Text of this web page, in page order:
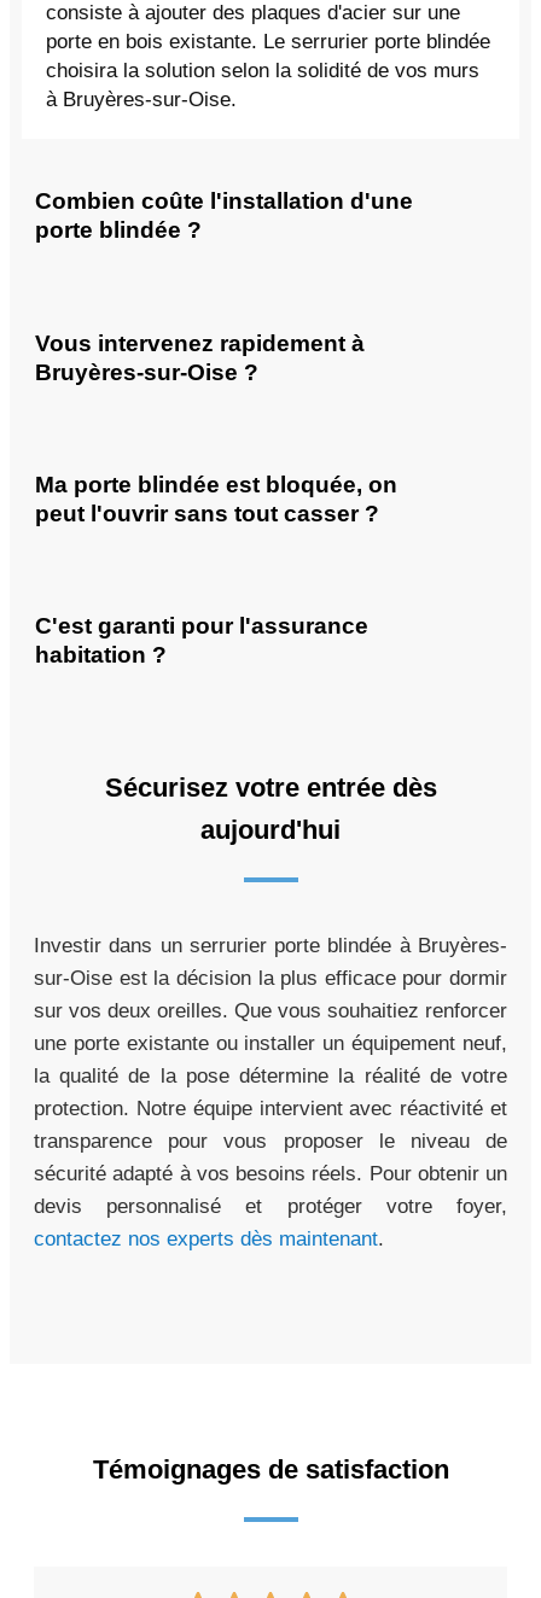
consiste à ajouter des plaques d'acier sur une
porte en bois existante. Le serrurier porte blindée
choisira la solution selon la solidité de vos murs
à Bruyères-sur-Oise.
Combien coûte l'installation d'une
porte blindée ?
Vous intervenez rapidement à
Bruyères-sur-Oise ?
Ma porte blindée est bloquée, on
peut l'ouvrir sans tout casser ?
C'est garanti pour l'assurance
habitation ?
Sécurisez votre entrée dès
aujourd'hui
Investir dans un serrurier porte blindée à Bruyères-
sur-Oise est la décision la plus efficace pour dormir
sur vos deux oreilles. Que vous souhaitiez renforcer
une porte existante ou installer un équipement neuf,
la qualité de la pose détermine la réalité de votre
protection. Notre équipe intervient avec réactivité et
transparence pour vous proposer le niveau de
sécurité adapté à vos besoins réels. Pour obtenir un
devis personnalisé et protéger votre foyer,
contactez nos experts dès maintenant.
Témoignages de satisfaction